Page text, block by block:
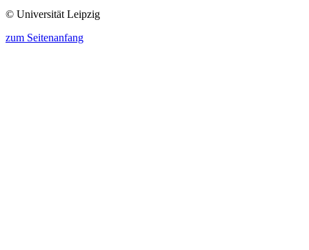
© Universität Leipzig
zum Seitenanfang